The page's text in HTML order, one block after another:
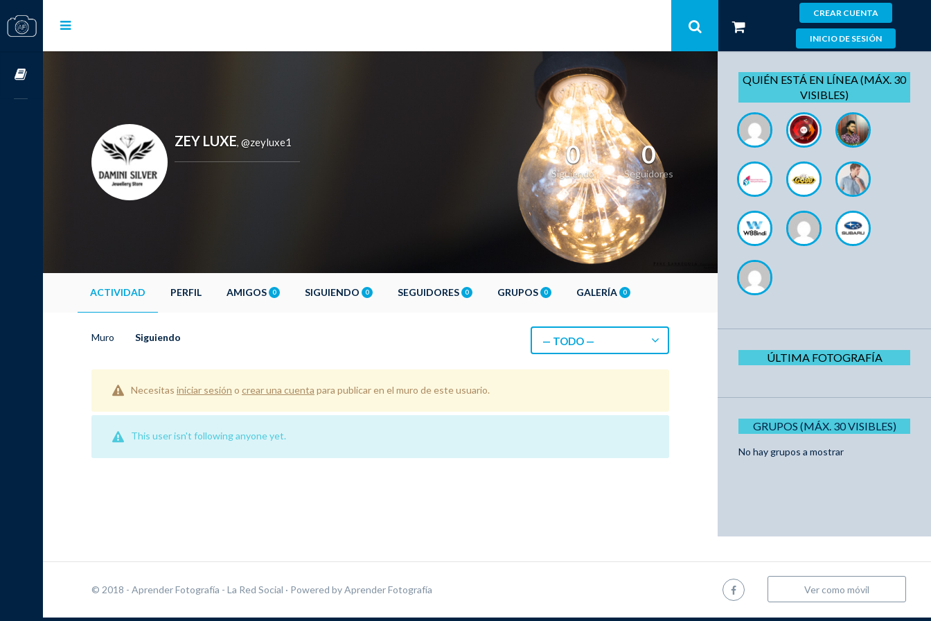
CREAR CUENTA
INICIO DE SESIÓN
ZEY LUXE, @zeyluxe1 0
Siguiendo
0
Seguidores
ACTIVIDAD PERFIL AMIGOS 0 SIGUIENDO 0 SEGUIDORES 0 GRUPOS 0 GALERÍA 0
Muro Siguiendo — TODO —
Necesitas iniciar sesión o crear una cuenta para publicar en el muro de este usuario.
This user isn't following anyone yet.
QUIÉN ESTÁ EN LÍNEA (MÁX. 30
VISIBLES)
ÚLTIMA FOTOGRAFÍA
GRUPOS (MÁX. 30 VISIBLES)
No hay grupos a mostrar
© 2018 - Aprender Fotografía - La Red Social · Powered byAprender Fotografía